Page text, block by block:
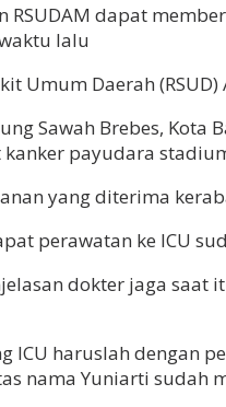
RSUDAM dapat
lalu
Umum Daerah
Sawah Brebes,
payudara
yang diterima
perawatan ke ICU
dokter jaga
ICU haruslah dengan
nama Yuniarti sudah